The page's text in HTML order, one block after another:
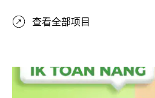
查看全部项目